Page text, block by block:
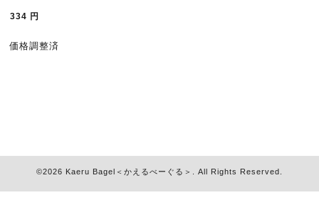
334 円
価格調整済
©2026 Kaeru Bagel＜かえるべーぐる＞ . All Rights Reserved.